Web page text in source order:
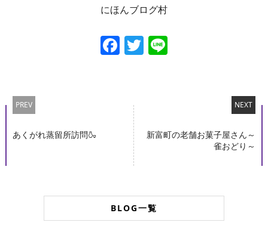
にほんブログ村
Facebook
Twitter
Line
PREV
あくがれ蒸留所訪問🍶
NEXT
新富町の老舗お菓子屋さん～
雀おどり～
BLOG一覧